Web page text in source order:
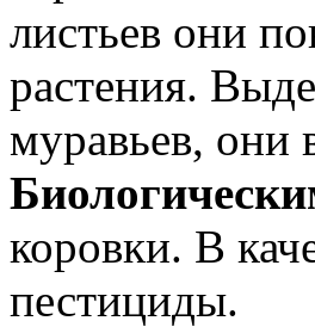
листьев они
растения.
муравьев, они
коровки. В
пестициды.